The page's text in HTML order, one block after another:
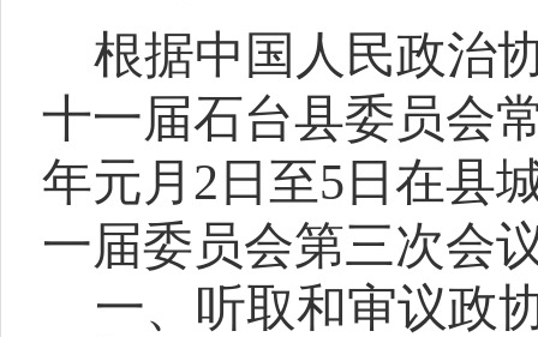
根据中国人民政治
十一届石台县委员会
年元月2日至5日在县
一届委员会第三次会
一、听取和审议政